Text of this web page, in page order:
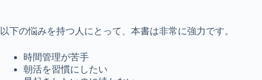
以下の悩みを持つ人にとって、本書は非常に強力です。
時間管理が苦手
朝活を習慣にしたい